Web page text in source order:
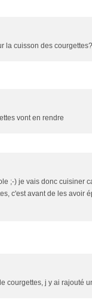
la cuisson des
vont en rendre
;-) je vais donc cuisiner
c'est avant de les avoir
courgettes, j y ai rajouté